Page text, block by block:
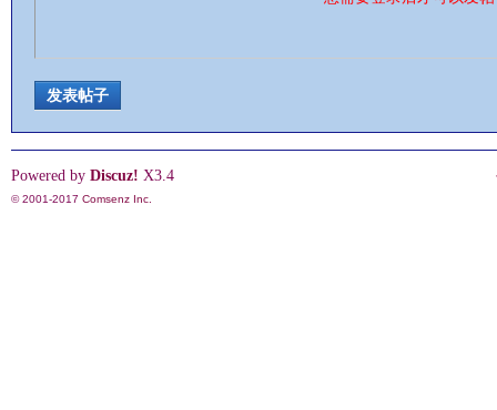
发表帖子
Powered by Discuz! X3.4
© 2001-2017 Comsenz Inc.